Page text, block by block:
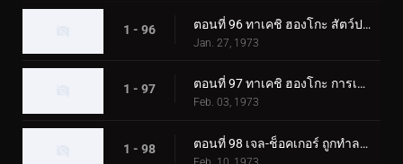
1 - 96 ตอนที่ 96 ทาเคชิ ฮองโกะ สัตว์ประหลาดกระบองเพชรถูกเปิดเผย!?
Jan. 27, 1973
1 - 97 ตอนที่ 97 ทาเคชิ ฮองโกะ การเปลี่ยนแปลงที่เป็นไปไม่ได้
Feb. 03, 1973
1 - 98 ตอนที่ 98 เจล-ช็อคเกอร์ ถูกทำลายล้าง! จุดจบของผู้นำ!!